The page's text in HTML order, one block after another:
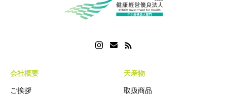
会社概要
ご挨拶
天産物
取扱商品